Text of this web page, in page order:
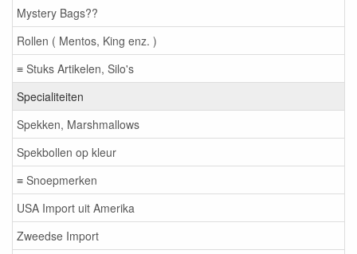
Mystery Bags??
Rollen ( Mentos, King enz. )
≡ Stuks Artikelen, Silo's
Specialiteiten
Spekken, Marshmallows
Spekbollen op kleur
≡ Snoepmerken
USA Import uit Amerika
Zweedse Import